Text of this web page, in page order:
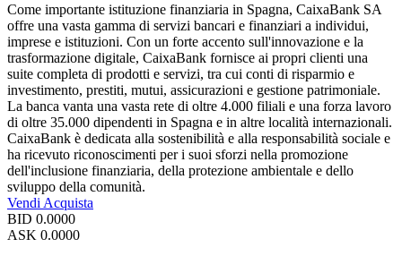
Come importante istituzione finanziaria in Spagna, CaixaBank SA
offre una vasta gamma di servizi bancari e finanziari a individui,
imprese e istituzioni. Con un forte accento sull'innovazione e la
trasformazione digitale, CaixaBank fornisce ai propri clienti una
suite completa di prodotti e servizi, tra cui conti di risparmio e
investimento, prestiti, mutui, assicurazioni e gestione patrimoniale.
La banca vanta una vasta rete di oltre 4.000 filiali e una forza lavoro
di oltre 35.000 dipendenti in Spagna e in altre località internazionali.
CaixaBank è dedicata alla sostenibilità e alla responsabilità sociale e
ha ricevuto riconoscimenti per i suoi sforzi nella promozione
dell'inclusione finanziaria, della protezione ambientale e dello
sviluppo della comunità.
Vendi Acquista
BID 0.0000
ASK 0.0000